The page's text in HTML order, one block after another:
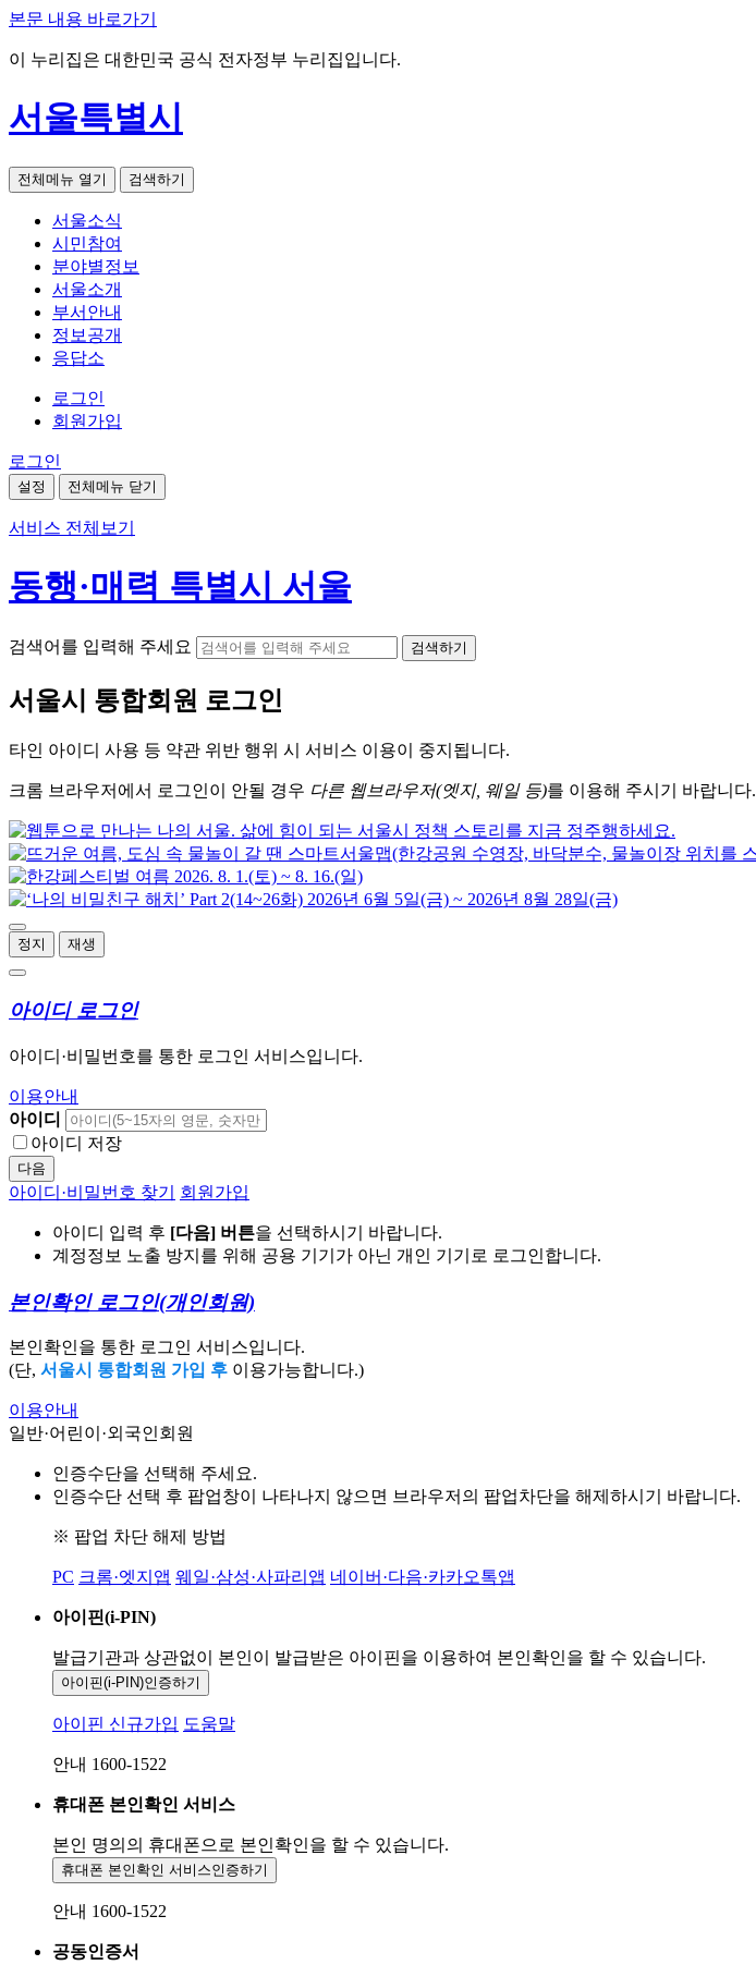
본문 내용 바로가기
이 누리집은 대한민국 공식 전자정부 누리집입니다.
서울특별시
전체메뉴 열기 검색하기
서울소식
시민참여
분야별정보
서울소개
부서안내
정보공개
응답소
로그인
회원가입
로그인
설정 전체메뉴 닫기
서비스 전체보기
동행·매력 특별시 서울
검색어를 입력해 주세요 검색하기
서울시 통합회원 로그인
타인 아이디 사용 등 약관 위반 행위 시 서비스 이용이 중지됩니다.
크롬 브라우저에서 로그인이 안될 경우 다른 웹브라우저(엣지, 웨일 등)를 이용해 주시기 바랍니다.
정지 재생
아이디 로그인
아이디·비밀번호를 통한 로그인 서비스입니다.
이용안내
아이디
아이디 저장
다음
아이디·비밀번호 찾기 회원가입
아이디 입력 후 [다음] 버튼을 선택하시기 바랍니다.
계정정보 노출 방지를 위해 공용 기기가 아닌 개인 기기로 로그인합니다.
본인확인 로그인(개인회원)
본인확인을 통한 로그인 서비스입니다.
(단, 서울시 통합회원 가입 후 이용가능합니다.)
이용안내
일반·어린이·외국인회원
인증수단을 선택해 주세요.
인증수단 선택 후 팝업창이 나타나지 않으면 브라우저의 팝업차단을 해제하시기 바랍니다.
※ 팝업 차단 해제 방법
PC 크롬·엣지앱 웨일·삼성·사파리앱 네이버·다음·카카오톡앱
아이핀(i-PIN)
발급기관과 상관없이 본인이 발급받은 아이핀을 이용하여 본인확인을 할 수 있습니다.
아이핀(i-PIN)인증하기
아이핀 신규가입 도움말
안내 1600-1522
휴대폰 본인확인 서비스
본인 명의의 휴대폰으로 본인확인을 할 수 있습니다.
휴대폰 본인확인 서비스인증하기
안내 1600-1522
공동인증서